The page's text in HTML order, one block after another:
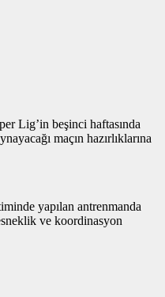
Lig’in beşinci haftasında
maçın hazırlıklarına
yapılan antrenmanda
ve koordinasyon